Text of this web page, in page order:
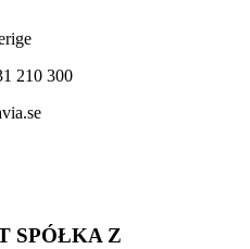
210 300
SPÓŁKA Z